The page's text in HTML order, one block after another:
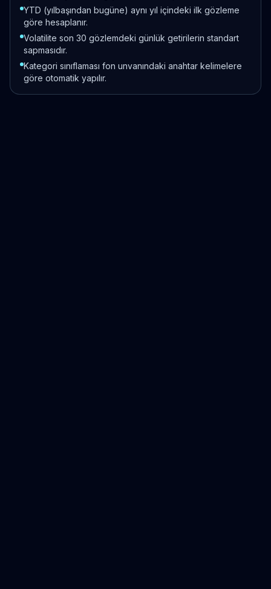
YTD (yılbaşından bugüne) aynı yıl içindeki ilk gözleme
göre hesaplanır.
Volatilite son 30 gözlemdeki günlük getirilerin standart
sapmasıdır.
Kategori sınıflaması fon unvanındaki anahtar kelimelere
göre otomatik yapılır.